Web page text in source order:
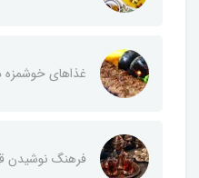
غذاهای خوشمزه
فرهنگ نوشیدن